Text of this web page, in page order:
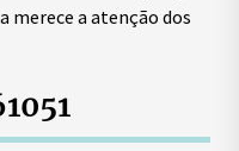
merece a atenção dos